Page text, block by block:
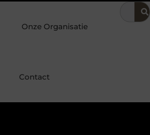
is hoe je de beste kapper in Arnhem kunt
Onze Organisatie
Contact